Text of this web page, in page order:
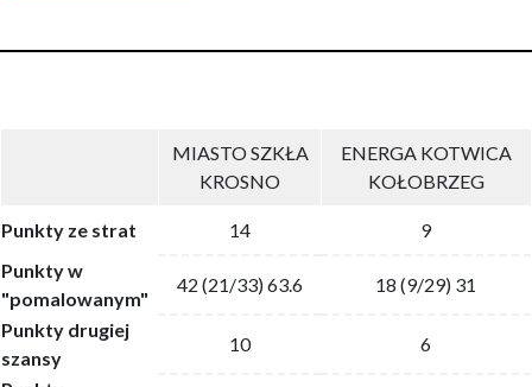
MIASTO SZKŁA
KROSNO
ENERGA KOTWICA
KOŁOBRZEG
Punkty ze strat 14
9
Punkty w
"pomalowanym"
42 (21/33) 63.6
18 (9/29) 31
Punkty drugiej
szansy
10
6